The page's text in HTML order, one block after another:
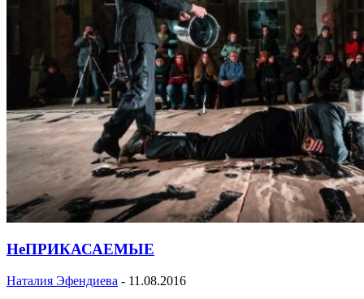
НеПРИКАСАЕМЫЕ
Наталия Эфендиева - 11.08.2016